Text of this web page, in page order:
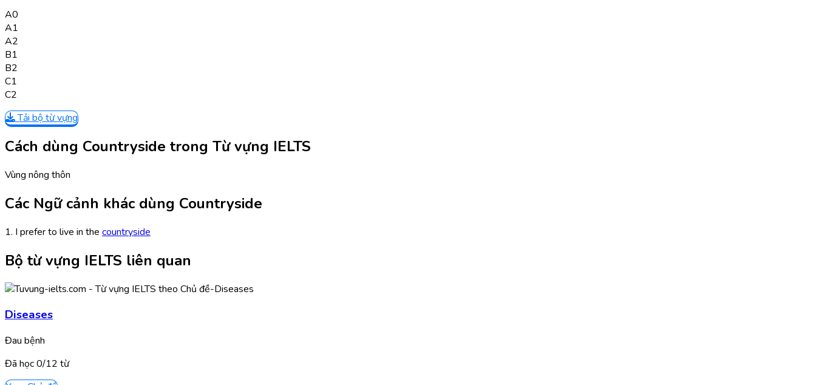
A0
A1
A2
B1
B2
C1
C2
Tải bộ từ vựng
Cách dùng Countryside trong Từ vựng IELTS
Vùng nông thôn
Các Ngữ cảnh khác dùng Countryside
1. I prefer to live in the countryside
Bộ từ vựng IELTS liên quan
Diseases
Đau bệnh
Đã học0/12 từ